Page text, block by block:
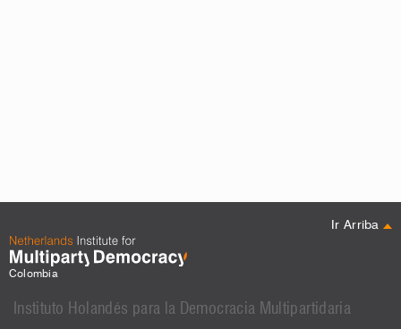
Ir Arriba
Colombia
Instituto Holandés para la Democracia Multipartidaria